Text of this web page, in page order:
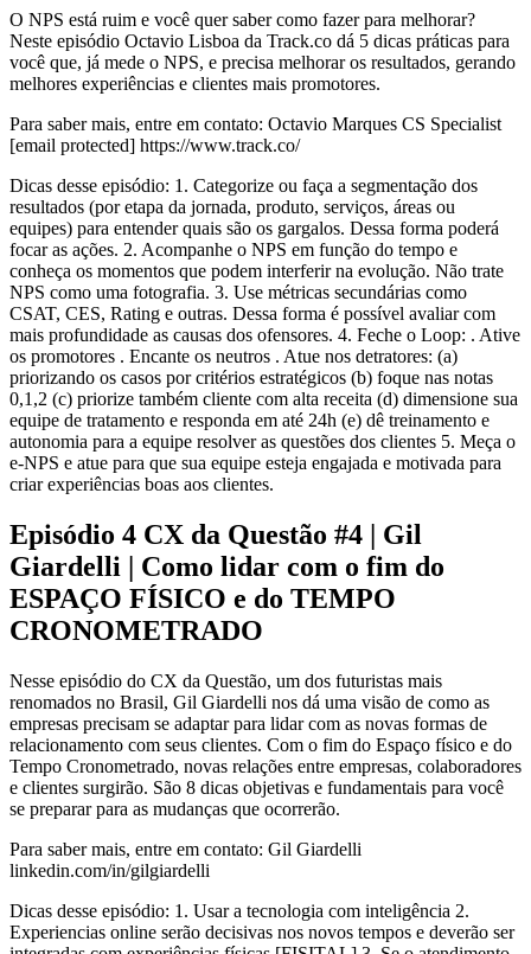
O NPS está ruim e você quer saber como fazer para melhorar?
Neste episódio Octavio Lisboa da Track.co dá 5 dicas práticas para
você que, já mede o NPS, e precisa melhorar os resultados, gerando
melhores experiências e clientes mais promotores.
Para saber mais, entre em contato: Octavio Marques CS Specialist
[email protected] https://www.track.co/
Dicas desse episódio: 1. Categorize ou faça a segmentação dos
resultados (por etapa da jornada, produto, serviços, áreas ou
equipes) para entender quais são os gargalos. Dessa forma poderá
focar as ações. 2. Acompanhe o NPS em função do tempo e
conheça os momentos que podem interferir na evolução. Não trate
NPS como uma fotografia. 3. Use métricas secundárias como
CSAT, CES, Rating e outras. Dessa forma é possível avaliar com
mais profundidade as causas dos ofensores. 4. Feche o Loop: . Ative
os promotores . Encante os neutros . Atue nos detratores: (a)
priorizando os casos por critérios estratégicos (b) foque nas notas
0,1,2 (c) priorize também cliente com alta receita (d) dimensione sua
equipe de tratamento e responda em até 24h (e) dê treinamento e
autonomia para a equipe resolver as questões dos clientes 5. Meça o
e-NPS e atue para que sua equipe esteja engajada e motivada para
criar experiências boas aos clientes.
Episódio 4 CX da Questão #4 | Gil
Giardelli | Como lidar com o fim do
ESPAÇO FÍSICO e do TEMPO
CRONOMETRADO
Nesse episódio do CX da Questão, um dos futuristas mais
renomados no Brasil, Gil Giardelli nos dá uma visão de como as
empresas precisam se adaptar para lidar com as novas formas de
relacionamento com seus clientes. Com o fim do Espaço físico e do
Tempo Cronometrado, novas relações entre empresas, colaboradores
e clientes surgirão. São 8 dicas objetivas e fundamentais para você
se preparar para as mudanças que ocorrerão.
Para saber mais, entre em contato: Gil Giardelli
linkedin.com/in/gilgiardelli
Dicas desse episódio: 1. Usar a tecnologia com inteligência 2.
Experiencias online serão decisivas nos novos tempos e deverão ser